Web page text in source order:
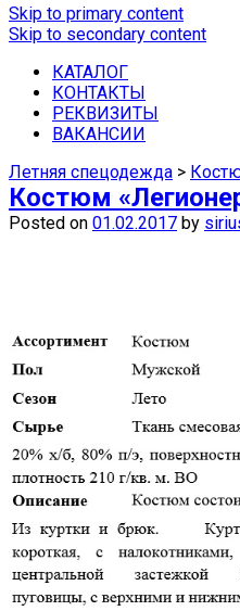
Купить
Skip to primary content
Skip to secondary content
КАТАЛОГ
КОНТАКТЫ
РЕКВИЗИТЫ
ВАКАНСИИ
Летняя спецодежда >
Костюм
Posted on 01.02.2017 by